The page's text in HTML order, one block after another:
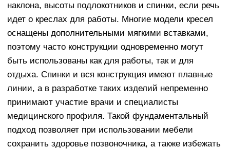
наклона, высоты подлокотников и спинки, если речь
идет о креслах для работы. Многие модели кресел
оснащены дополнительными мягкими вставками,
поэтому часто конструкции одновременно могут
быть использованы как для работы, так и для
отдыха. Спинки и вся конструкция имеют плавные
линии, а в разработке таких изделий непременно
принимают участие врачи и специалисты
медицинского профиля. Такой фундаментальный
подход позволяет при использовании мебели
сохранить здоровье позвоночника, а также избежать